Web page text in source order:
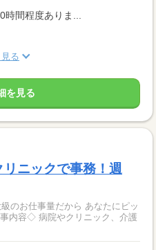
間程度ありま...
る
を見る
リニックで事務！週
のお仕事量だから あなたにピッ